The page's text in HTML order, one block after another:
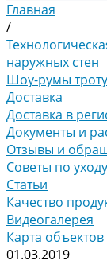
Главная
/
наружных стен
Шоу-румы
Доставка
Доставка в
Документы и
Отзывы и
Советы по
Статьи
Качество
Видеогалерея
Карта объектов
01.03.2019